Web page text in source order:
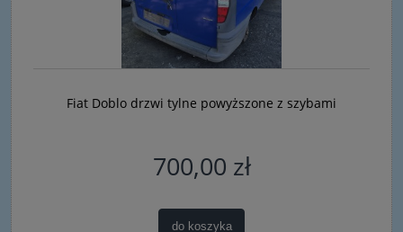
Fiat Doblo drzwi tylne powyższone z szybami
700,00 zł
do koszyka